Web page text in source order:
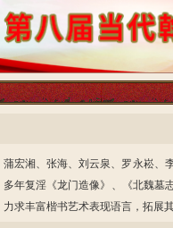
宏湘、张海、刘云泉、罗永崧
多年复淫《龙门造像》、《北魏
求丰富楷书艺术表现语言，拓展